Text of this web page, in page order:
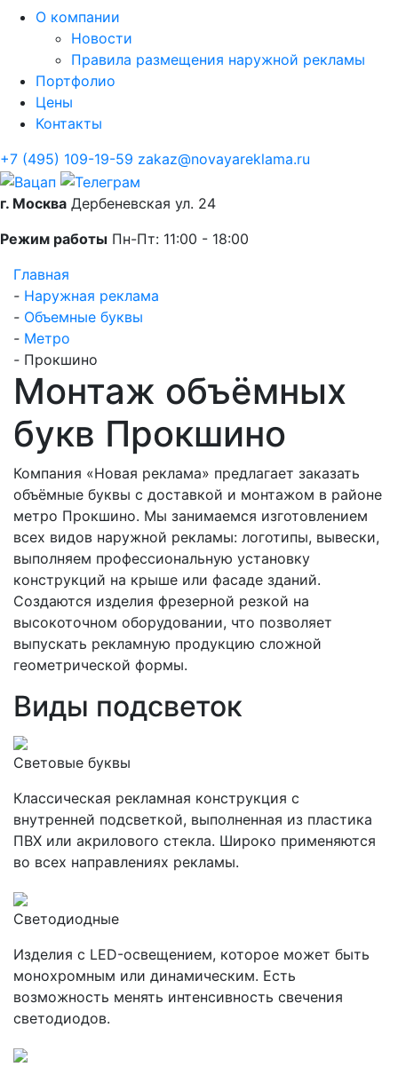
О компании
Новости
Правила размещения наружной рекламы
Портфолио
Цены
Контакты
+7 (495) 109-19-59 zakaz@novayareklama.ru
г. Москва Дербеневская ул. 24
Режим работы Пн-Пт: 11:00 - 18:00
Главная
- Наружная реклама
- Объемные буквы
- Метро
- Прокшино
Монтаж объёмных
букв Прокшино
Компания «Новая реклама» предлагает заказать
объёмные буквы с доставкой и монтажом в районе
метро Прокшино. Мы занимаемся изготовлением
всех видов наружной рекламы: логотипы, вывески,
выполняем профессиональную установку
конструкций на крыше или фасаде зданий.
Создаются изделия фрезерной резкой на
высокоточном оборудовании, что позволяет
выпускать рекламную продукцию сложной
геометрической формы.
Виды подсветок
Световые буквы
Классическая рекламная конструкция с
внутренней подсветкой, выполненная из пластика
ПВХ или акрилового стекла. Широко применяются
во всех направлениях рекламы.
Светодиодные
Изделия с LED-освещением, которое может быть
монохромным или динамическим. Есть
возможность менять интенсивность свечения
светодиодов.